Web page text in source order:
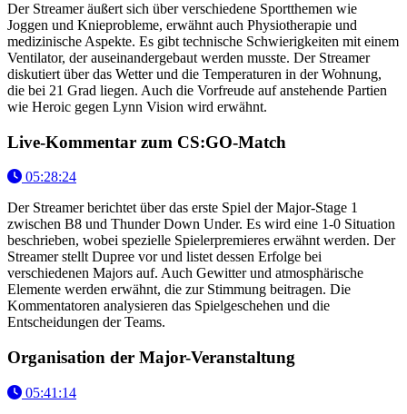
Der Streamer äußert sich über verschiedene Sportthemen wie
Joggen und Knieprobleme, erwähnt auch Physiotherapie und
medizinische Aspekte. Es gibt technische Schwierigkeiten mit einem
Ventilator, der auseinandergebaut werden musste. Der Streamer
diskutiert über das Wetter und die Temperaturen in der Wohnung,
die bei 21 Grad liegen. Auch die Vorfreude auf anstehende Partien
wie Heroic gegen Lynn Vision wird erwähnt.
Live-Kommentar zum CS:GO-Match
05:28:24
Der Streamer berichtet über das erste Spiel der Major-Stage 1
zwischen B8 und Thunder Down Under. Es wird eine 1-0 Situation
beschrieben, wobei spezielle Spielerpremieres erwähnt werden. Der
Streamer stellt Dupree vor und listet dessen Erfolge bei
verschiedenen Majors auf. Auch Gewitter und atmosphärische
Elemente werden erwähnt, die zur Stimmung beitragen. Die
Kommentatoren analysieren das Spielgeschehen und die
Entscheidungen der Teams.
Organisation der Major-Veranstaltung
05:41:14